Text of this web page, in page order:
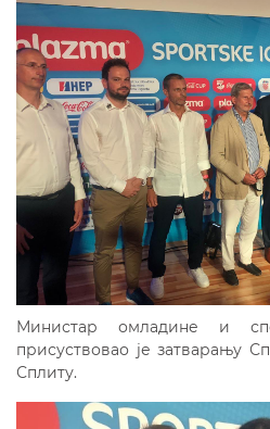
Министар омладине и
присуствовао је затварању
Сплиту.